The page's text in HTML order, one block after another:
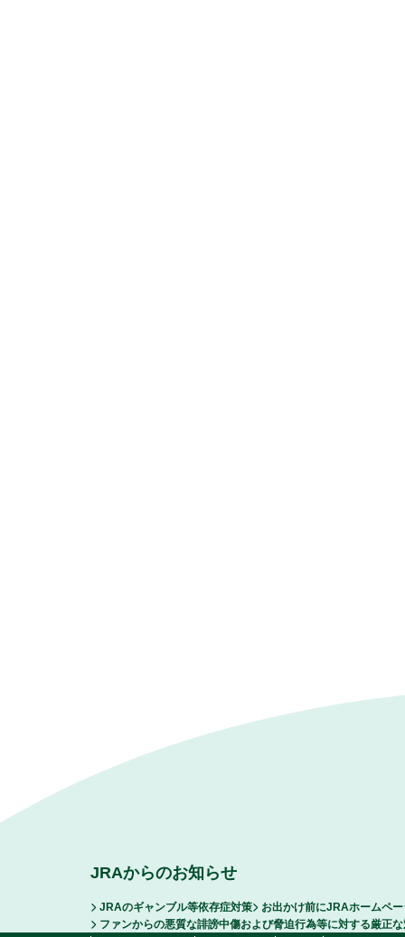
JRAからのお知らせ
JRAのギャンブル等依存症対策
お出かけ前にJRAホームペ
ファンからの悪質な誹謗中傷および脅迫行為等に対する厳正